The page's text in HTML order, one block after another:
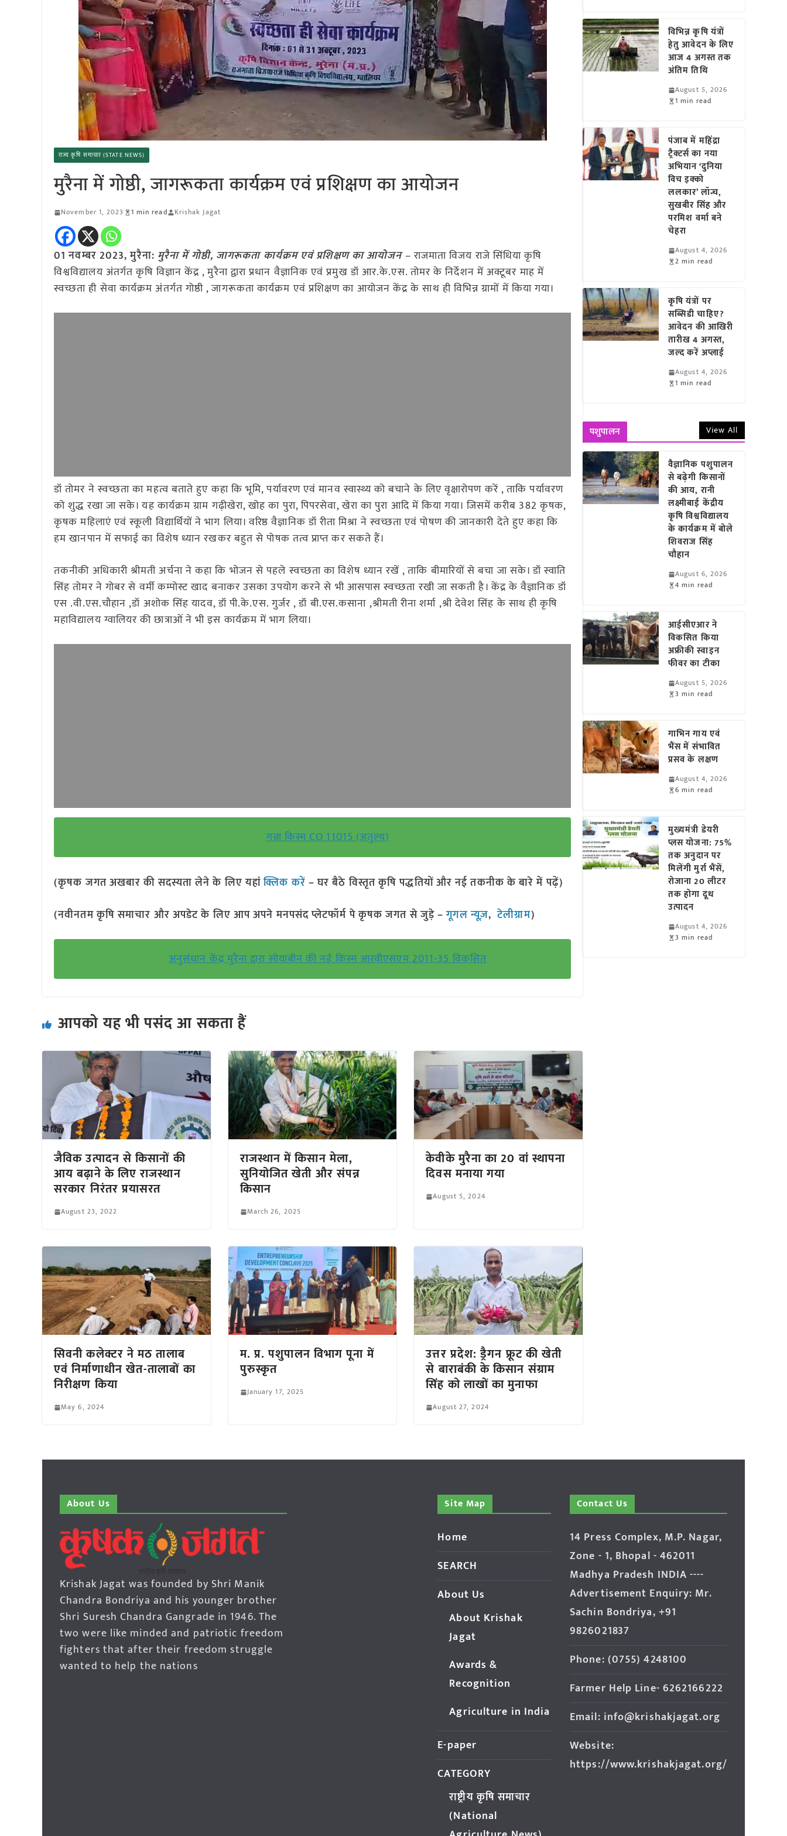
राज्य कृषि समाचार (STATE NEWS)
मुरैना में गोष्ठी, जागरूकता कार्यक्रम एवं प्रशिक्षण का आयोजन
November 1, 2023 1 min read Krishak Jagat
01 नवम्बर 2023, मुरैना: मुरैना में गोष्ठी, जागरूकता कार्यक्रम एवं प्रशिक्षण का आयोजन– राजमाता विजय राजे सिंधिया कृषि
विश्वविद्यालय अंतर्गत कृषि विज्ञान केंद्र , मुरैना द्वारा प्रधान वैज्ञानिक एवं प्रमुख डॉ आर.के.एस. तोमर के निर्देशन में अक्टूबर माह में
स्वच्छता ही सेवा कार्यक्रम अंतर्गत गोष्ठी , जागरूकता कार्यक्रम एवं प्रशिक्षण का आयोजन केंद्र के साथ ही विभिन्न ग्रामों में किया गया।
डॉ तोमर ने स्वच्छता का महत्व बताते हुए कहा कि भूमि, पर्यावरण एवं मानव स्वास्थ्य को बचाने के लिए वृक्षारोपण करें , ताकि पर्यावरण
को शुद्ध रखा जा सके। यह कार्यक्रम ग्राम गढ़ीखेरा, खोह का पुरा, पिपरसेवा, खेरा का पुरा आदि में किया गया। जिसमें करीब 382 कृषक,
कृषक महिलाएं एवं स्कूली विद्यार्थियों ने भाग लिया। वरिष्ठ वैज्ञानिक डॉ रीता मिश्रा ने स्वच्छता एवं पोषण की जानकारी देते हुए कहा कि
हम खानपान में सफाई का विशेष ध्यान रखकर बहुत से पोषक तत्व प्राप्त कर सकते हैं।
तकनीकी अधिकारी श्रीमती अर्चना ने कहा कि भोजन से पहले स्वच्छता का विशेष ध्यान रखें , ताकि बीमारियों से बचा जा सके। डॉ स्वाति
सिंह तोमर ने गोबर से वर्मी कम्पोस्ट खाद बनाकर उसका उपयोग करने से भी आसपास स्वच्छता रखी जा सकती है। केंद्र के वैज्ञानिक डॉ
एस .वी.एस.चौहान ,डॉ अशोक सिंह यादव, डॉ पी.के.एस. गुर्जर , डॉ बी.एस.कसाना ,श्रीमती रीना शर्मा ,श्री देवेश सिंह के साथ ही कृषि
महाविद्यालय ग्वालियर की छात्राओं ने भी इस कार्यक्रम में भाग लिया।
गन्ना किस्म CO 11015 (अतुल्य)
(कृषक जगत अखबार की सदस्यता लेने के लिए यहांक्लिक करें – घर बैठे विस्तृत कृषि पद्धतियों और नई तकनीक के बारे में पढ़ें)
(नवीनतम कृषि समाचार और अपडेट के लिए आप अपने मनपसंद प्लेटफॉर्म पे कृषक जगत से जुड़े –गूगल न्यूज़,टेलीग्राम)
अनुसंधान केंद्र मुरैना द्वारा सोयाबीन की नई किस्म आरवीएसएम 2011-35 विकसित
आपको यह भी पसंद आ सकता हैं
जैविक उत्पादन से किसानों की
आय बढ़ाने के लिए राजस्थान
सरकार निरंतर प्रयासरत
August 23, 2022
राजस्थान में किसान मेला,
सुनियोजित खेती और संपन्न
किसान
March 26, 2025
केवीके मुरैना का 20 वां स्थापना
दिवस मनाया गया
August 5, 2024
सिवनी कलेक्टर ने मठ तालाब
एवं निर्माणाधीन खेत-तालाबों का
निरीक्षण किया
May 6, 2024
म. प्र. पशुपालन विभाग पूना में
पुरुस्कृत
January 17, 2025
उत्तर प्रदेश: ड्रैगन फ्रूट की खेती
से बाराबंकी के किसान संग्राम
सिंह को लाखों का मुनाफा
August 27, 2024
विभिन्न कृषि यंत्रों
हेतु आवेदन के लिए
आज 4 अगस्त तक
अंतिम तिथि
August 5, 2026
1 min read
पंजाब में महिंद्रा
ट्रैक्टर्स का नया
अभियान ‘दुनिया
विच इक्को
ललकार’ लॉन्च,
सुखबीर सिंह और
परमिश वर्मा बने
चेहरा
August 4, 2026
2 min read
कृषि यंत्रों पर
सब्सिडी चाहिए?
आवेदन की आखिरी
तारीख 4 अगस्त,
जल्द करें अप्लाई
August 4, 2026
1 min read
पशुपालन View All
वैज्ञानिक पशुपालन
से बढ़ेगी किसानों
की आय, रानी
लक्ष्मीबाई केंद्रीय
कृषि विश्वविद्यालय
के कार्यक्रम में बोले
शिवराज सिंह
चौहान
August 6, 2026
4 min read
आईसीएआर ने
विकसित किया
अफ्रीकी स्वाइन
फीवर का टीका
August 5, 2026
3 min read
गाभिन गाय एवं
भैंस में संभावित
प्रसव के लक्षण
August 4, 2026
6 min read
मुख्यमंत्री डेयरी
प्लस योजना: 75%
तक अनुदान पर
मिलेंगी मुर्रा भैंसें,
रोजाना 20 लीटर
तक होगा दूध
उत्पादन
August 4, 2026
3 min read
About Us
Krishak Jagat was founded by Shri Manik
Chandra Bondriya and his younger brother
Shri Suresh Chandra Gangrade in 1946. The
two were like minded and patriotic freedom
fighters that after their freedom struggle
wanted to help the nations
Site Map
Home
SEARCH
About Us
About Krishak
Jagat
Awards &
Recognition
Agriculture in India
E-paper
CATEGORY
राष्ट्रीय कृषि समाचार
(National
Contact Us
14 Press Complex, M.P. Nagar,
Zone - 1, Bhopal - 462011
Madhya Pradesh INDIA ----
Advertisement Enquiry: Mr.
Sachin Bondriya, +91
9826021837
Phone: (0755) 4248100
Farmer Help Line- 6262166222
Email: info@krishakjagat.org
Website:
https://www.krishakjagat.org/